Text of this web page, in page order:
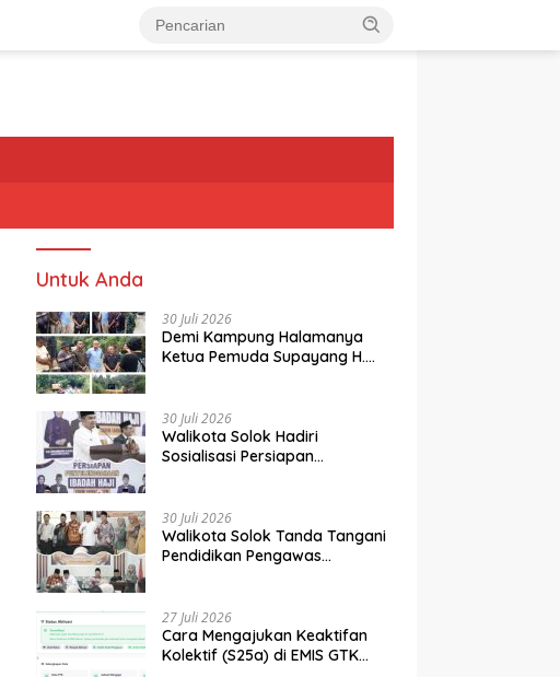
Untuk Anda
30 Juli 2026
Demi Kampung Halamanya
Ketua Pemuda Supayang H.
Simpang Tabek Menuju
Supayang
30 Juli 2026
Walikota Solok Hadiri
Sosialisasi Persiapan
30 Juli 2026
Walikota Solok Tanda Tangani
Pendidikan Pengawas
27 Juli 2026
Cara Mengajukan Keaktifan
Kolektif (S25a) di EMIS GTK